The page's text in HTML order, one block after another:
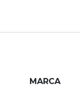
MARCA